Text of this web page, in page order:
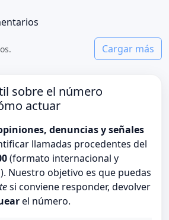
Cargar más
sobre el número
actuar
denuncias y señales
llamadas procedentes del
(formato internacional y
Nuestro objetivo es que puedas
si conviene responder, devolver
el número.